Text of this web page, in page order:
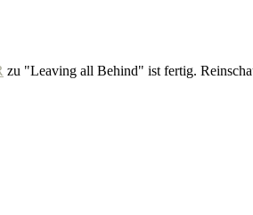
zu "Leaving all Behind" ist fertig.